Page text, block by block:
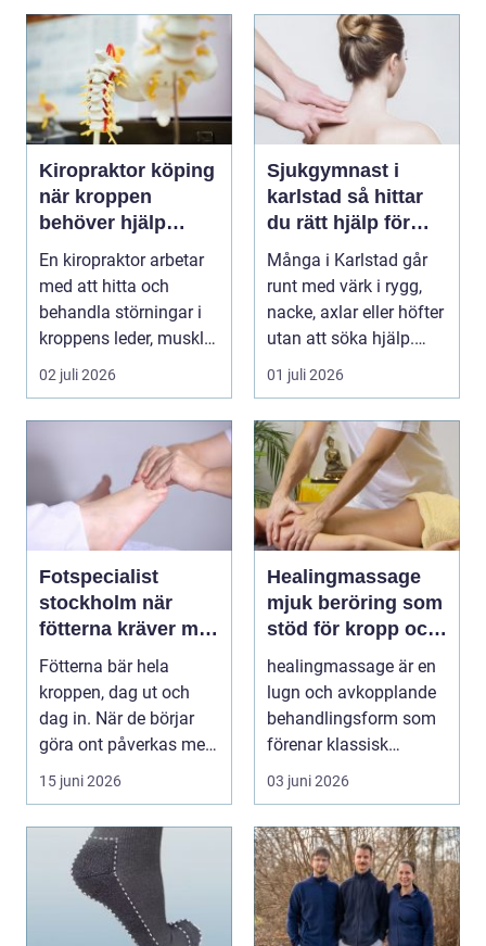
Kiropraktor köping
när kroppen
behöver hjälp
tillbaka
En kiropraktor arbetar
med att hitta och
behandla störningar i
kroppens leder, muskler
och nervsyste...
02 juli 2026
Sjukgymnast i
karlstad så hittar
du rätt hjälp för
kroppen
Många i Karlstad går
runt med värk i rygg,
nacke, axlar eller höfter
utan att söka hjälp.
Andra har ...
01 juli 2026
Fotspecialist
stockholm när
fötterna kräver mer
än vanliga sulor
Fötterna bär hela
kroppen, dag ut och
dag in. När de börjar
göra ont påverkas mer
15 juni 2026
Healingmassage
mjuk beröring som
stöd för kropp och
själ
healingmassage är en
lugn och avkopplande
behandlingsform som
förenar klassisk
massage med
03 juni 2026